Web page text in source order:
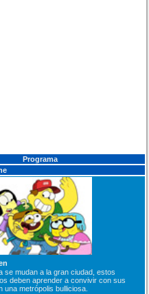
Programa
se mudan a la gran ciudad, estos
deben aprender a convivir con sus
una metrópolis bulliciosa.